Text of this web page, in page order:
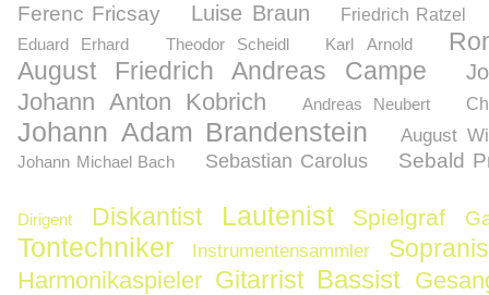
Ferenc Fricsay Luise Braun
Friedrich Ratzel
Eduard Erhard
Theodor Scheidl Karl Arnold
August Friedrich Andreas Campe
Johann Anton Kobrich Andreas Neubert
Johann Adam Brandenstein August
Johann Michael Bach Sebastian Carolus Sebald
Dirigent Diskantist Lautenist Spielgraf
Tontechniker Instrumentensammler
Harmonikaspieler Gitarrist Bassist